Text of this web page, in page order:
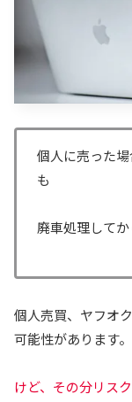
個人に売った
も
廃車処理して
個人売買、ヤフオ
可能性があります。
けど、その分リスク